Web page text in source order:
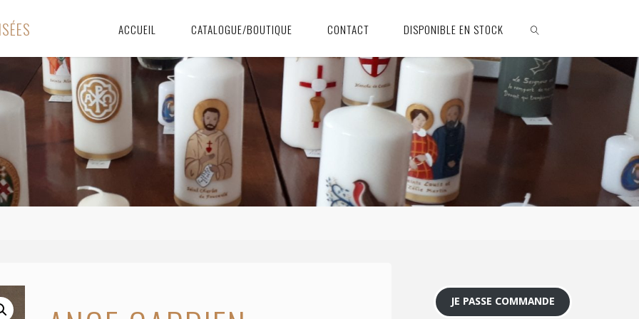
ISÉES ACCUEIL CATALOGUE/BOUTIQUE CONTACT DISPONIBLE EN STOCK
SEARCH
JE PASSE COMMANDE